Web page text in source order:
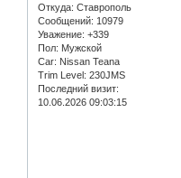
Откуда: Ставрополь
Сообщений: 10979
Уважение: +339
Пол: Мужской
Car: Nissan Teana
Trim Level: 230JMS
Последний визит:
10.06.2026 09:03:15